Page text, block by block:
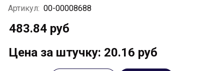
Артикул: 00-00008688
483.84 руб
Цена за штучку: 20.16 руб